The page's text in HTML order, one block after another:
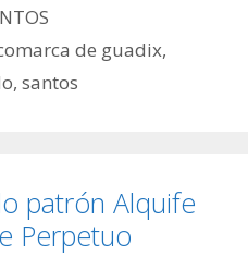
de guadix,
, santos
patrón Alquife
Perpetuo